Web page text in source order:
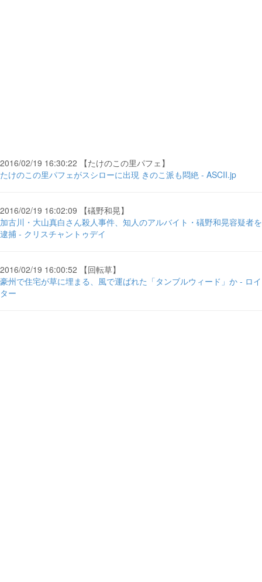
2016/02/19 16:30:22 【たけのこの里パフェ】
たけのこの里パフェがスシローに出現 きのこ派も悶絶 - ASCII.jp
2016/02/19 16:02:09 【礒野和晃】
加古川・大山真白さん殺人事件、知人のアルバイト・礒野和晃容疑者を
逮捕 - クリスチャントゥデイ
2016/02/19 16:00:52 【回転草】
豪州で住宅が草に埋まる、風で運ばれた「タンブルウィード」か - ロイ
ター